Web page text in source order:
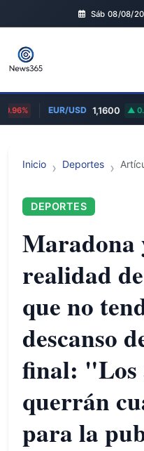
Sáb 08/08/
EUR/USD 1,1600
Inicio Deportes
DEPORTES
Maradona
realidad
que no
descanso
final: "Los
querrán
para la